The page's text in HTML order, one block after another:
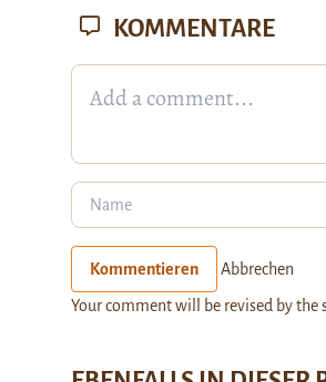
KOMMENTARE
Kommentieren Abbrechen
Your comment will be revised by the